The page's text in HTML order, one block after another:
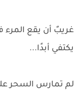
غريبٌ أن يقع المرء
يكتفي أبدًا...
لم تمارس السحر